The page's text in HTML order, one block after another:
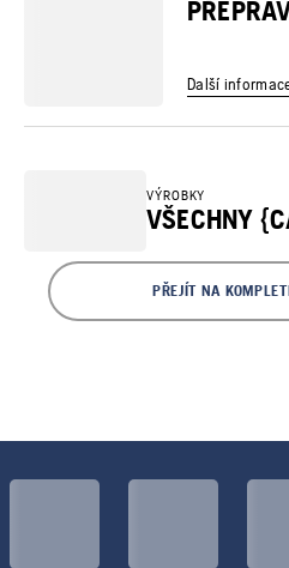
Další
VÝROBKY
VŠECHNY
PŘEJÍT NA